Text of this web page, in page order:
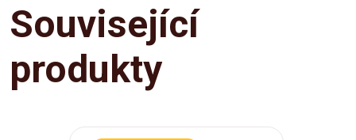
Související
produkty